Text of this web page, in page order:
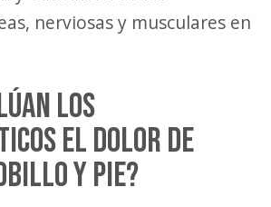
nerviosas y musculares en
LOS
EL DOLOR DE
Y PIE?